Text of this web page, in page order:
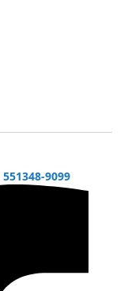
551348-9099